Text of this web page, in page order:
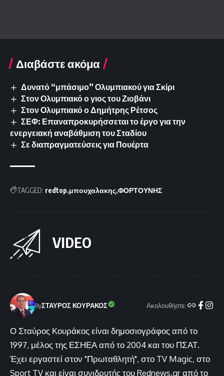
Διαβάστε ακόμα
Δυνατό “μπάσιμο” Ολυμπιακού για Σκίρι
Στον Ολυμπιακό ο γιος του Ζιοβάνι
Στον Ολυμπιακό ο Δημήτρης Ρέτσος
ΣΕΦ: Επαναπροκυρήσσεται το έργο για την
ενεργειακή αναβάθμιση του Σταδίου
Σε διαπραγματεύσεις για Πουέρτα
TAGGED: redtop μπουχαλακης ΦΟΡΤΟΥΝΗΣ
VIDEO
ByΣΤΑΥΡΟΣ ΚΟΥΡΑΚΟΣ Ακολουθήστε:
Ο Σταύρος Κουράκος είναι δημοσιογράφος από το
1997, μέλος της ΕΣΗΕΑ από το 2004 και του ΠΣΑΤ.
Έχει εργαστεί στον "Πρωταθλητή", στο TV Magic, στο
Sport TV και είναι συνιδρυτής του Rednews.gr από το